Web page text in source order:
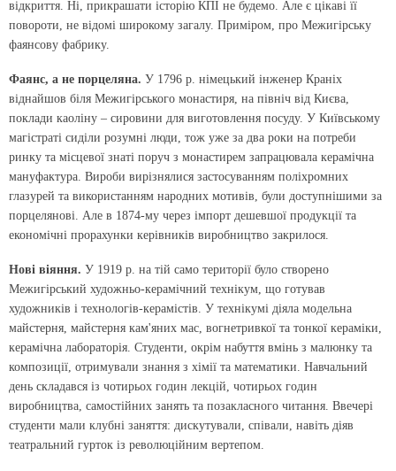
відкриття. Ні, прикрашати історію КПІ не будемо. Але є цікаві її
повороти, не відомі широкому загалу. Приміром, про Межигірську
фаянсову фабрику.
Фаянс, а не порцеляна. У 1796 р. німецький інженер Кра­ніх
віднайшов біля Межигірського монастиря, на північ від Києва,
поклади каоліну – сировини для виготовлення посуду. У Київському
магістраті сиділи розумні люди, тож уже за два роки на потреби
ринку та місцевої знаті поруч з монастирем запрацювала керамічна
мануфактура. Вироби вирізнялися застосуванням поліхромних
глазурей та використанням народних мотивів, були доступнішими за
порцелянові. Але в 1874-му через імпорт дешевшої продукції та
еконо­мічні прорахунки керівників виробництво закрилося.
Нові віяння. У 1919 р. на тій само території було створено
Межигірський художньо-керамічний технікум, що готував
художників і технологів-керамістів. У технікумі діяла модельна
майстерня, майстерня кам'яних мас, вогнетривкої та тонкої кераміки,
керамічна лабораторія. Студенти, окрім набуття вмінь з малюнку та
композиції, отримували знання з хімії та математики. Навчальний
день складався із чотирьох годин лекцій, чотирьох годин
виробництва, самостійних занять та позакласного читання. Ввечері
студенти мали клубні заняття: дискутували, співали, навіть діяв
театральний гурток із революційним вертепом.